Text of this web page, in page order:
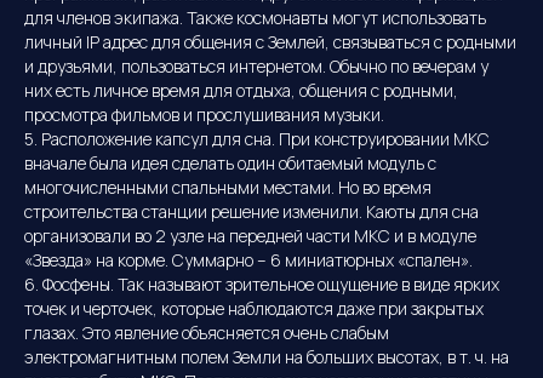
для членов экипажа. Также космонавты могут использовать
личный IP адрес для общения с Землей, связываться с родными
и друзьями, пользоваться интернетом. Обычно по вечерам у
них есть личное время для отдыха, общения с родными,
просмотра фильмов и прослушивания музыки.
5. Расположение капсул для сна. При конструировании МКС
вначале была идея сделать один обитаемый модуль с
многочисленными спальными местами. Но во время
строительства станции решение изменили. Каюты для сна
организовали во 2 узле на передней части МКС и в модуле
«Звезда» на корме. Суммарно – 6 миниатюрных «спален».
6. Фосфены. Так называют зрительное ощущение в виде ярких
точек и черточек, которые наблюдаются даже при закрытых
глазах. Это явление объясняется очень слабым
электромагнитным полем Земли на больших высотах, в т. ч. на
Программы и цены
Расписание пусков
О компании
Контакты
Фотогалерея
Записаться в группу